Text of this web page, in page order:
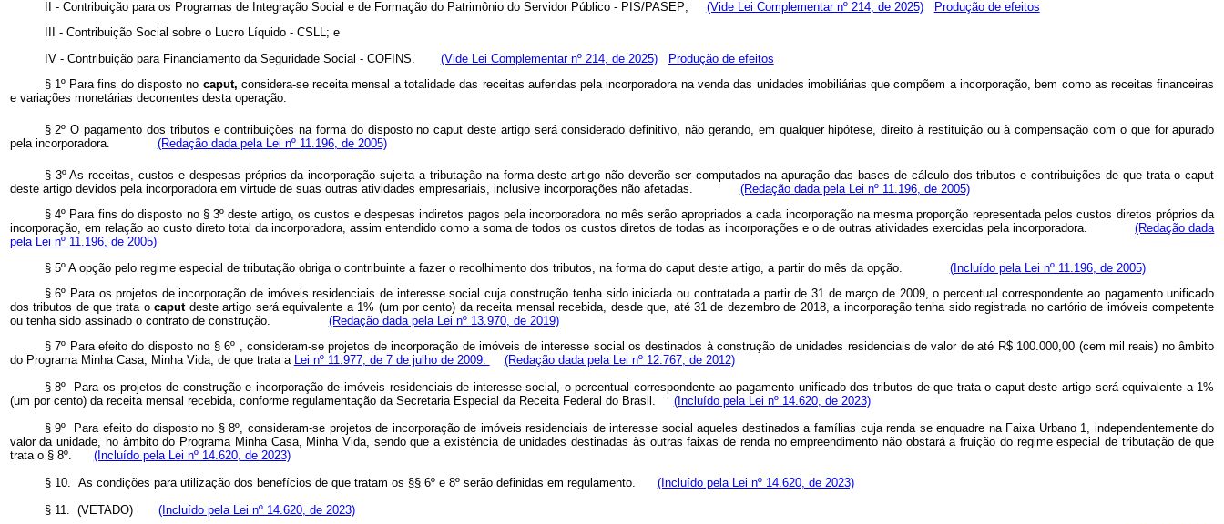
II - Contribuição para os Programas de Integração Social e de Formação do Patrimônio do Servidor Público - PIS/PASEP; (Vide Lei Complementar nº 214, de 2025)
Produção de efeitos
III - Contribuição Social sobre o Lucro Líquido - CSLL; e
IV - Contribuição para Financiamento da Seguridade Social - COFINS. (Vide Lei Complementar nº 214, de 2025)
Produção de efeitos
§ 1º Para fins do disposto no caput, considera-se receita mensal a totalidade das receitas auferidas pela incorporadora na venda das unidades imobiliárias que compõem a incorporação, bem como as receitas financeiras
e variações monetárias decorrentes desta operação.
§ 2º O pagamento dos tributos e contribuições na forma do disposto no caput deste artigo será considerado definitivo, não gerando, em qualquer hipótese, direito à restituição ou à compensação com o que for apurado
pela incorporadora. (Redação dada pela Lei nº 11.196, de 2005)
§ 3º As receitas, custos e despesas próprios da incorporação sujeita a tributação na forma deste artigo não deverão ser computados na apuração das bases de cálculo dos tributos e contribuições de que trata o caput
deste artigo devidos pela incorporadora em virtude de suas outras atividades empresariais, inclusive incorporações não afetadas. (Redação dada pela Lei nº 11.196, de 2005)
§ 4º Para fins do disposto no § 3º deste artigo, os custos e despesas indiretos pagos pela incorporadora no mês serão apropriados a cada incorporação na mesma proporção representada pelos custos diretos próprios da
incorporação, em relação ao custo direto total da incorporadora, assim entendido como a soma de todos os custos diretos de todas as incorporações e o de outras atividades exercidas pela incorporadora.(Redação dada
pela Lei nº 11.196, de 2005)
§ 5º A opção pelo regime especial de tributação obriga o contribuinte a fazer o recolhimento dos tributos, na forma do caput deste artigo, a partir do mês da opção. (Incluído pela Lei nº 11.196, de 2005)
§ 6º Para os projetos de incorporação de imóveis residenciais de interesse social cuja construção tenha sido iniciada ou contratada a partir de 31 de março de 2009, o percentual correspondente ao pagamento unificado
dos tributos de que trata ocaputdeste artigo será equivalente a 1% (um por cento) da receita mensal recebida, desde que, até 31 de dezembro de 2018, a incorporação tenha sido registrada no cartório de imóveis competente
ou tenha sido assinado o contrato de construção. (Redação dada pela Lei nº 13.970, de 2019)
§ 7º Para efeito do disposto no § 6º , consideram-se projetos de incorporação de imóveis de interesse social os destinados à construção de unidades residenciais de valor de até R$ 100.000,00 (cem mil reais) no âmbito
do Programa Minha Casa, Minha Vida, de que trata a Lei nº 11.977, de 7 de julho de 2009.
(Redação dada pela Lei nº 12.767, de 2012)
§ 8º Para os projetos de construção e incorporação de imóveis residenciais de interesse social, o percentual correspondente ao pagamento unificado dos tributos de que trata o caputdeste artigo será equivalente a 1%
(um por cento) da receita mensal recebida, conforme regulamentação da Secretaria Especial da Receita Federal do Brasil. (Incluído pela Lei nº 14.620, de 2023)
§ 9º
Para efeito do disposto no § 8º, consideram-se projetos de incorporação de imóveis residenciais de interesse social aqueles destinados a famílias cuja renda se enquadre na Faixa Urbano 1, independentemente do
valor da unidade, no âmbito do Programa Minha Casa, Minha Vida, sendo que a existência de unidades destinadas às outras faixas de renda no empreendimento não obstará a fruição do regime especial de tributação de que
trata o § 8º. (Incluído pela Lei nº 14.620, de 2023)
§ 10. As condições para utilização dos benefícios de que tratam os §§ 6º e 8º serão definidas em regulamento. (Incluído pela Lei nº 14.620, de 2023)
§ 11. (VETADO) (Incluído pela Lei nº 14.620, de 2023)